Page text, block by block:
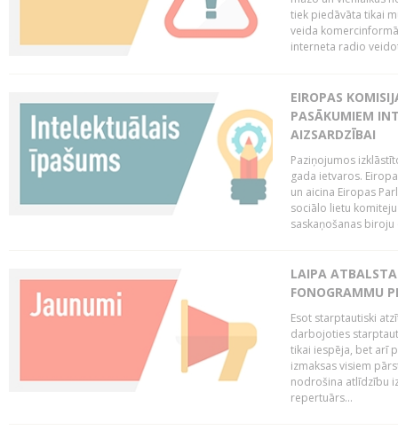
tiek piedāvāta tikai
veida
interneta radio
EIROPAS
PASĀKUMIEM
AIZSARDZĪBAI
Paziņojumos
gada ietvaros.
un aicina Eiropas
sociālo lietu
saskaņošanas biroju
LAIPA
FONOGRAMMU
Esot starptautiski
darbojoties
tikai iespēja, bet arī
izmaksas visiem
nodrošina atlīdzību
repertuārs...